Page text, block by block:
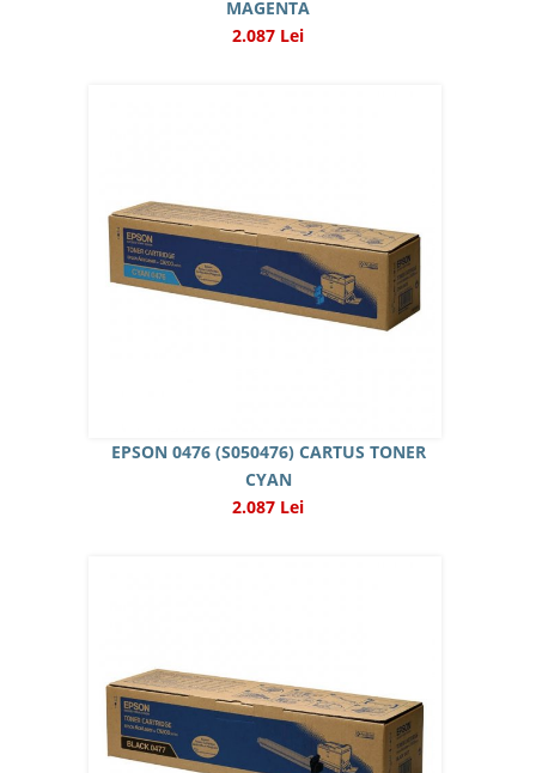
MAGENTA
2.087 Lei
EPSON 0476 (S050476) CARTUS TONER
CYAN
2.087 Lei